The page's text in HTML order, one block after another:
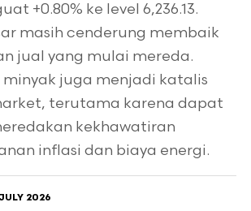
+0.80% ke level 6,236.13.
masih cenderung membaik
jual yang mulai mereda.
minyak juga menjadi katalis
terutama karena dapat
kekhawatiran
inflasi dan biaya energi.
2026